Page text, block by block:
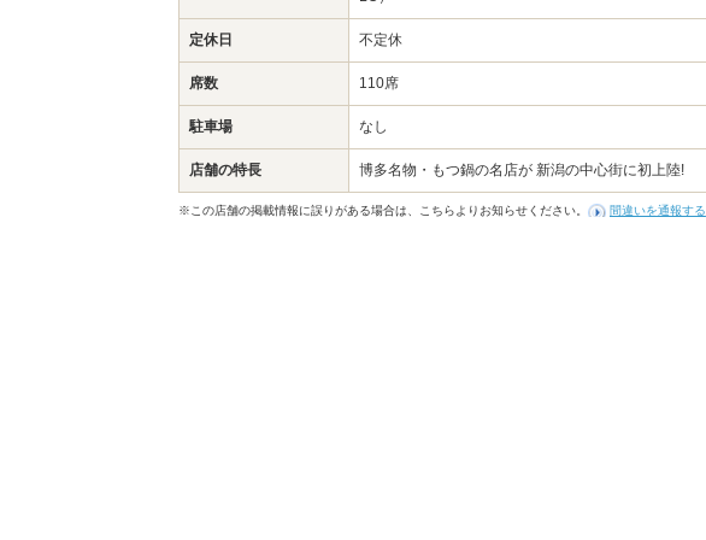
定休日 不定休
席数 110席
駐車場 なし
店舗の特長 博多名物・もつ鍋の名店が 新潟の中心街に初上陸!
※この店舗の掲載情報に誤りがある場合は、こちらよりお知らせください。 間違いを通報する